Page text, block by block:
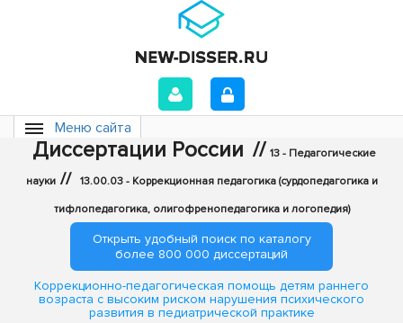
Меню сайта
Диссертации России // 13 - Педагогические
науки // 13.00.03 - Коррекционная педагогика (сурдопедагогика и
тифлопедагогика, олигофренопедагогика и логопедия)
Открыть удобный поиск по каталогу
более 800 000 диссертаций
Коррекционно-педагогическая помощь детям раннего
возраста с высоким риском нарушения психического
развития в педиатрической практике